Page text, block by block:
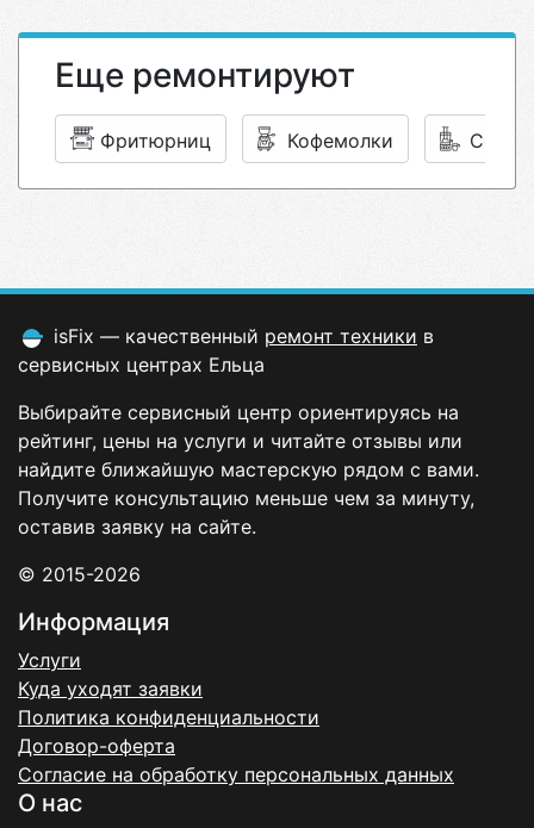
Еще ремонтируют
Фритюрниц Кофемолки
isFix — качественный ремонт техники в
сервисных центрах Ельца
Выбирайте сервисный центр ориентируясь на
рейтинг, цены на услуги и читайте отзывы или
найдите ближайшую мастерскую рядом с вами.
Получите консультацию меньше чем за минуту,
оставив заявку на сайте.
© 2015-2026
Информация
Услуги
Куда уходят заявки
Политика конфиденциальности
Договор-оферта
Согласие на обработку персональных данных
О нас